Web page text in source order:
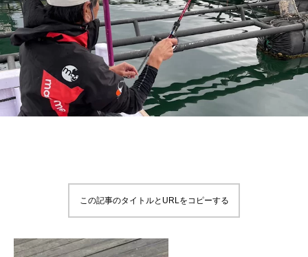
この記事のタイトルとURLをコピーする